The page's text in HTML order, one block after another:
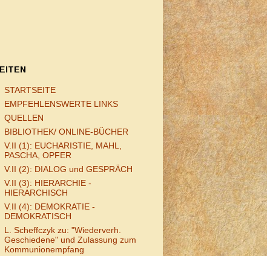
STARTSEITE
EMPFEHLENSWERTE LINKS
QUELLEN
BIBLIOTHEK/ ONLINE-BÜCHER
V.II (1): EUCHARISTIE, MAHL,
PASCHA, OPFER
V.II (2): DIALOG und GESPRÄCH
V.II (3): HIERARCHIE -
HIERARCHISCH
V.II (4): DEMOKRATIE -
DEMOKRATISCH
L. Scheffczyk zu: "Wiederverh.
Geschiedene" und Zulassung zum
Kommunionempfang